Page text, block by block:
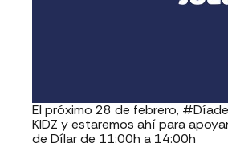
El próximo 28 de febrero,
KIDZ y estaremos ahí para
de Dílar de 11:00h a 14:00h